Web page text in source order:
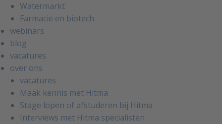
Watermarkt
Farmacie en biotech
webinars
blog
vacatures
over ons
vacatures
Maak kennis met Hitma
Stage lopen of afstuderen bij Hitma
Interviews met Hitma specialisten